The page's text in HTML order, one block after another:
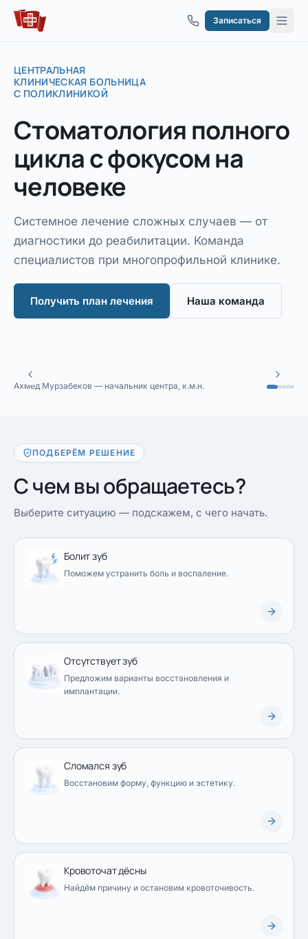
Перейти к содержимому
Записаться
ЦЕНТРАЛЬНАЯ
КЛИНИЧЕСКАЯ БОЛЬНИЦА
С ПОЛИКЛИНИКОЙ
Стоматология полного
циклас фокусом на
человеке
Системное лечение сложных случаев — от
диагностики до реабилитации. Команда
специалистов при многопрофильной клинике.
Получить план лечения Наша команда
Ахмед Мурзабеков — начальник центра, к.м.н.
ПОДБЕРЁМ РЕШЕНИЕ
С чем вы обращаетесь?
Выберите ситуацию — подскажем, с чего начать.
Болит зуб
Поможем устранить боль и воспаление.
Отсутствует зуб
Предложим варианты восстановления и
имплантации.
Сломался зуб
Восстановим форму, функцию и эстетику.
Кровоточат дёсны
Найдём причину и остановим кровоточивость.